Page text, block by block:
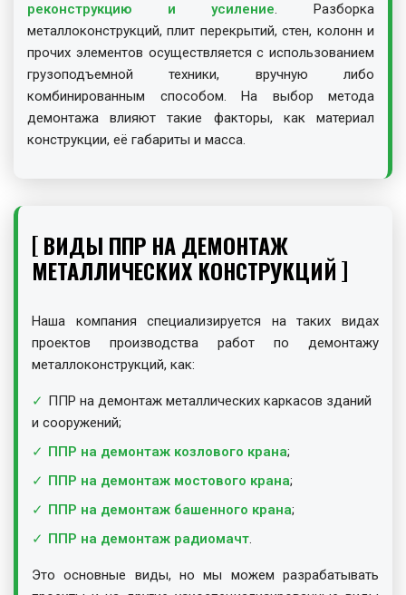
реконструкцию и усиление. Разборка
металлоконструкций, плит перекрытий, стен, колонн и
прочих элементов осуществляется с использованием
грузоподъемной техники, вручную либо
комбинированным способом. На выбор метода
демонтажа влияют такие факторы, как материал
конструкции, её габариты и масса.
ВИДЫ ППР НА ДЕМОНТАЖ
МЕТАЛЛИЧЕСКИХ КОНСТРУКЦИЙ
Наша компания специализируется на таких видах
проектов производства работ по демонтажу
металлоконструкций, как:
ППР на демонтаж металлических каркасов зданий
и сооружений;
ППР на демонтаж козлового крана;
ППР на демонтаж мостового крана;
ППР на демонтаж башенного крана;
ППР на демонтаж радиомачт.
Это основные виды, но мы можем разрабатывать